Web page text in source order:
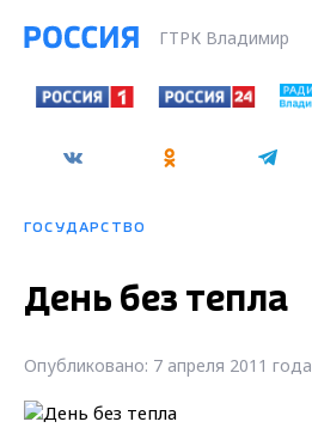
ГТРК Владимир
ГОСУДАРСТВО
День без тепла
Опубликовано: 7 апреля 2011 года